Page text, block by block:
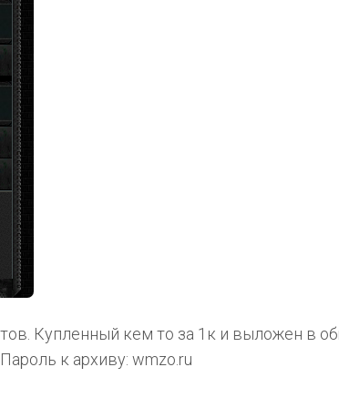
Купленный кем то за 1к и выложен в
к архиву: wmzo.ru